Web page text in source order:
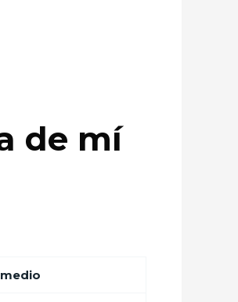
de mí